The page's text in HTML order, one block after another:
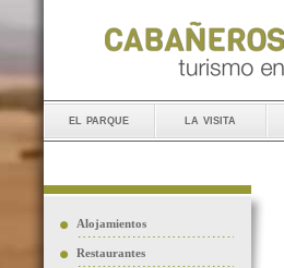
el parque la visita
Alojamientos
Restaurantes